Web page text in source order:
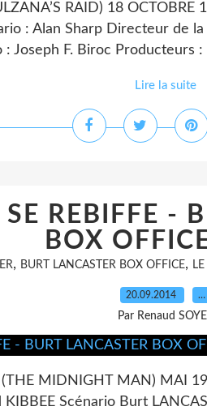
RAID) 18
: Alan Sharp Directeur de
: Joseph F. Biroc Producteurs
Lire la suite
SE REBIFFE -
BOX
, BURT LANCASTER BOX OFFICE,
20.09.2014 …
Par Renaud
(THE MIDNIGHT MAN) MAI
KIBBEE Scénario Burt